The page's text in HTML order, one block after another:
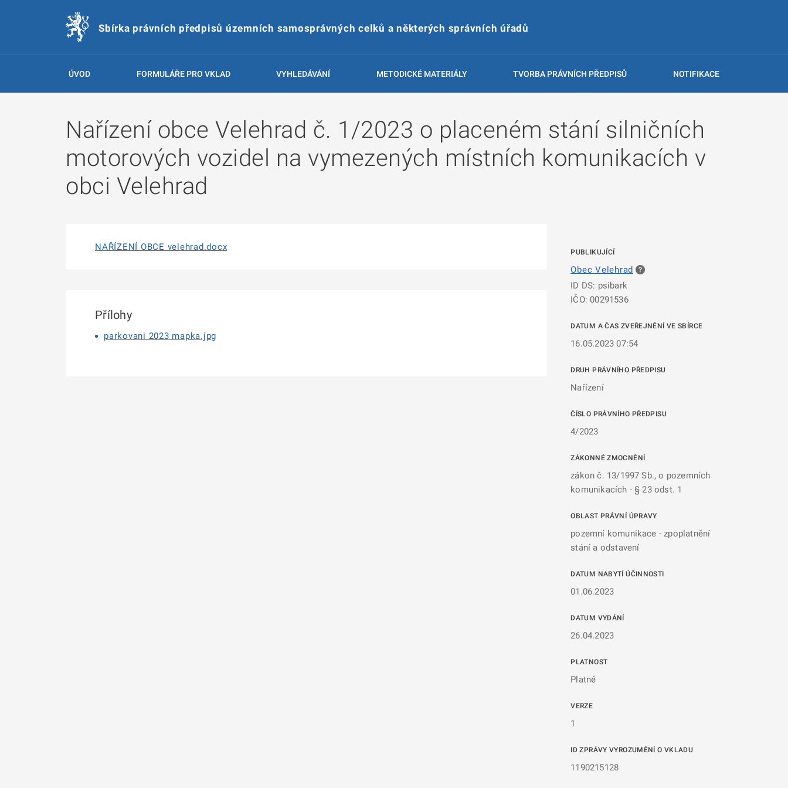
Sbírka právních předpisů územních samosprávných celků a některých správních úřadů
ÚVOD FORMULÁŘE PRO VKLAD VYHLEDÁVÁNÍ METODICKÉ MATERIÁLY TVORBA PRÁVNÍCH PŘEDPISŮ NOTIFIKACE
Nařízení obce Velehrad č. 1/2023 o placeném stání silničních
motorových vozidel na vymezených místních komunikacích v
obci Velehrad
PUBLIKUJÍCÍ
Obec Velehrad
ID DS: psibark
IČO: 00291536
DATUM A ČAS ZVEŘEJNĚNÍ VE SBÍRCE
16.05.2023 07:54
DRUH PRÁVNÍHO PŘEDPISU
Nařízení
ČÍSLO PRÁVNÍHO PŘEDPISU
4/2023
ZÁKONNÉ ZMOCNĚNÍ
zákon č. 13/1997 Sb., o pozemních
komunikacích - § 23 odst. 1
OBLAST PRÁVNÍ ÚPRAVY
pozemní komunikace - zpoplatnění
stání a odstavení
DATUM NABYTÍ ÚČINNOSTI
01.06.2023
DATUM VYDÁNÍ
26.04.2023
PLATNOST
Platné
VERZE
1
ID ZPRÁVY VYROZUMĚNÍ O VKLADU
1190215128
NAŘÍZENÍ OBCE velehrad.docx
Přílohy
parkovani 2023 mapka.jpg